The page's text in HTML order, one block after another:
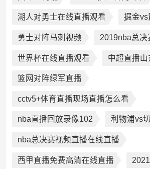
湖人对勇士在线直播观看 掘金vs
勇士对阵马刺视频 2019nba总决
世界杯在线直播观看 中超直播山
篮网对阵绿军直播
cctv5+体育直播现场直播怎么看
nba直播回放录像102 利物浦vs
nba总决赛视频直播在线直播
西甲直播免费高清在线直播